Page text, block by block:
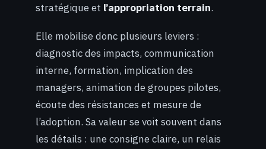
stratégique et l’appropriation terrain.
Elle mobilise donc plusieurs leviers :
diagnostic des impacts, communication
interne, formation, implication des
managers, animation de groupes pilotes,
écoute des résistances et mesure de
l’adoption. Sa valeur se voit souvent dans
les détails : une consigne claire, un relais